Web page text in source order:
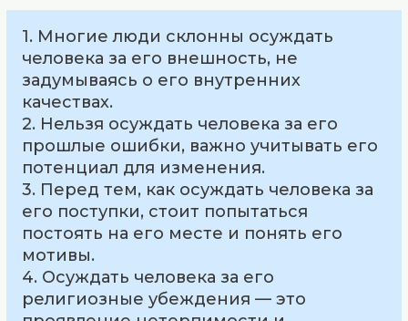
1. Многие люди склонны осуждать
человека за его внешность, не
задумываясь о его внутренних
качествах.
2. Нельзя осуждать человека за его
прошлые ошибки, важно учитывать его
потенциал для изменения.
3. Перед тем, как осуждать человека за
его поступки, стоит попытаться
постоять на его месте и понять его
мотивы.
4. Осуждать человека за его
религиозные убеждения — это